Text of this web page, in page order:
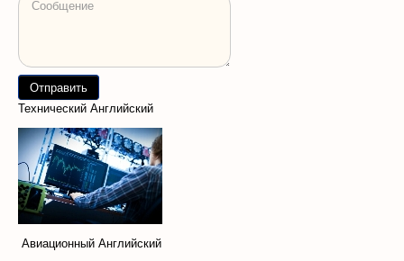
Технический Английский
Авиационный Английский